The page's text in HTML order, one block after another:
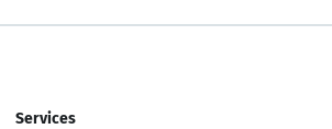
Services